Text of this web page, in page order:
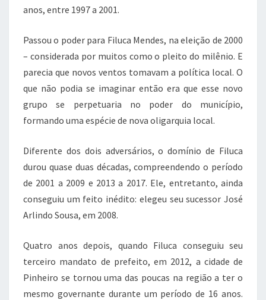
anos, entre 1997 a 2001.
Passou o poder para Filuca Mendes, na eleição de 2000
– considerada por muitos como o pleito do milênio. E
parecia que novos ventos tomavam a política local. O
que não podia se imaginar então era que esse novo
grupo se perpetuaria no poder do município,
formando uma espécie de nova oligarquia local.
Diferente dos dois adversários, o domínio de Filuca
durou quase duas décadas, compreendendo o período
de 2001 a 2009 e 2013 a 2017. Ele, entretanto, ainda
conseguiu um feito inédito: elegeu seu sucessor José
Arlindo Sousa, em 2008.
Quatro anos depois, quando Filuca conseguiu seu
terceiro mandato de prefeito, em 2012, a cidade de
Pinheiro se tornou uma das poucas na região a ter o
mesmo governante durante um período de 16 anos.